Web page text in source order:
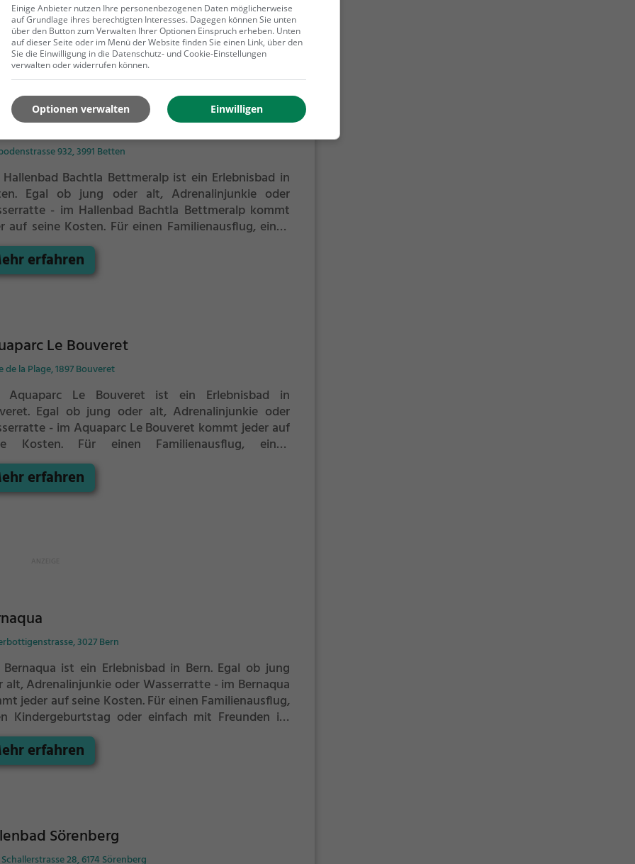
Bachtla Bettmeralp
932, 3991 Betten
Hallenbad Bachtla Bettmeralp ist ein Erlebnisbad in
Egal ob jung oder alt, Adrenalinjunkie oder
- im Hallenbad Bachtla Bettmeralp kommt
auf seine Kosten. Für einen Familienausflug, einen
oder einfach mit Freunden ist das
Bachtla Bettmeralp genau die richtige Adresse.
erfahren
Le Bouveret
de la Plage, 1897 Bouveret
Aquaparc Le Bouveret ist ein Erlebnisbad in
Egal ob jung oder alt, Adrenalinjunkie oder
- im Aquaparc Le Bouveret kommt jeder auf
Kosten. Für einen Familienausflug, einen
oder einfach mit Freunden ist das
Le Bouveret genau die richtige Adresse.
erfahren
3027 Bern
Bernaqua ist ein Erlebnisbad in Bern. Egal ob jung
alt, Adrenalinjunkie oder Wasserratte - im Bernaqua
jeder auf seine Kosten. Für einen Familienausflug,
Kindergeburtstag oder einfach mit Freunden ist
genau die richtige Adresse.
erfahren
Sörenberg
28, 6174 Sörenberg
Einige Anbieter nutzen Ihre personenbezogenen Daten möglicherweise
auf Grundlage ihres berechtigten Interesses. Dagegen können Sie unten
über den Button zum Verwalten Ihrer Optionen Einspruch erheben. Unten
auf dieser Seite oder im Menü der Website finden Sie einen Link, über den
Sie die Einwilligung in die Datenschutz- und Cookie-Einstellungen
verwalten oder widerrufen können.
Einwilligen
Optionen verwalten